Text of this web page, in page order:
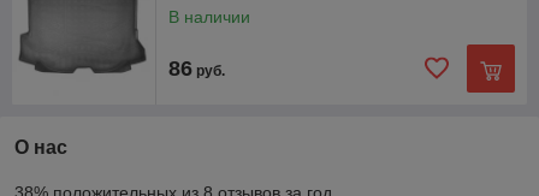
В наличии
86 руб.
О нас